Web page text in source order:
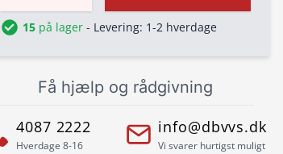
15 på lager - Levering: 1-2 hverdage
Få hjælp og rådgivning
4087 2222
Hverdage 8-16
info@dbvvs.dk
Vi svarer hurtigst muligt